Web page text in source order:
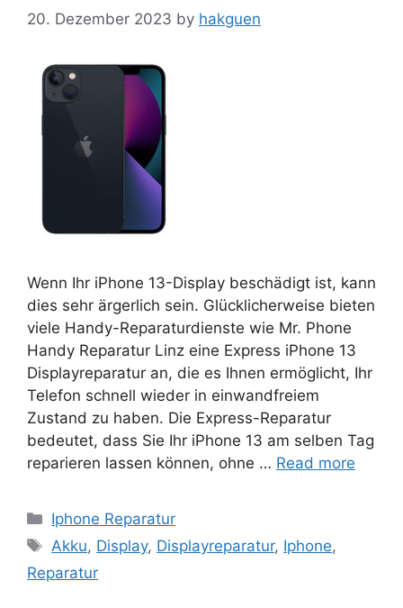
20. Dezember 2023 by hakguen
Wenn Ihr iPhone 13-Display beschädigt ist, kann
dies sehr ärgerlich sein. Glücklicherweise bieten
viele Handy-Reparaturdienste wie Mr. Phone
Handy Reparatur Linz eine Express iPhone 13
Displayreparatur an, die es Ihnen ermöglicht, Ihr
Telefon schnell wieder in einwandfreiem
Zustand zu haben. Die Express-Reparatur
bedeutet, dass Sie Ihr iPhone 13 am selben Tag
reparieren lassen können, ohne … Read more
Categories
Iphone Reparatur
Tags
Akku, Display, Displayreparatur, Iphone,
Reparatur